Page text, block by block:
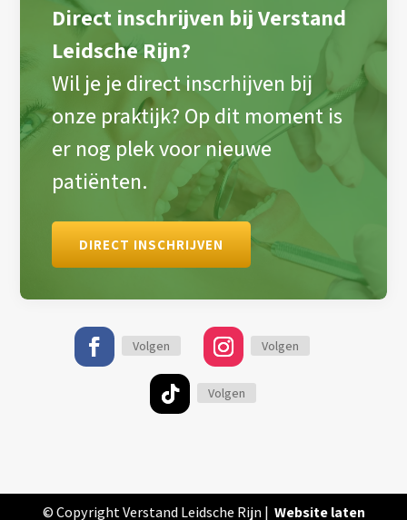
Direct inschrijven bij Verstand
Leidsche Rijn?
Wil je je direct inscrhijven bij
onze praktijk? Op dit moment is
er nog plek voor nieuwe
patiënten.
DIRECT INSCHRIJVEN
Volgen Volgen
Volgen
© Copyright Verstand Leidsche Rijn | Website laten